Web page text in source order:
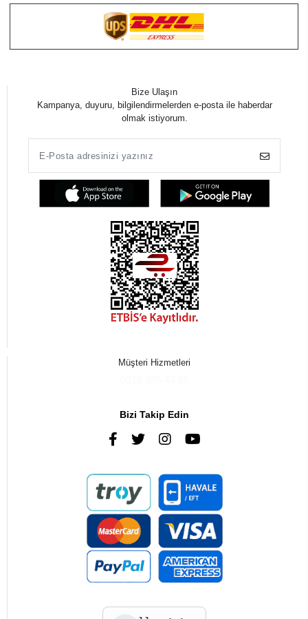
Bize Ulaşın
Kampanya, duyuru, bilgilendirmelerden e-posta ile haberdar
olmak istiyorum.
Müşteri Hizmetleri
Bizi Takip Edin